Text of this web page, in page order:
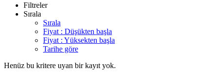
Filtreler
Sırala
Sırala
Fiyat : Düşükten başla
Fiyat : Yüksekten başla
Tarihe göre
Henüz bu kritere uyan bir kayıt yok.